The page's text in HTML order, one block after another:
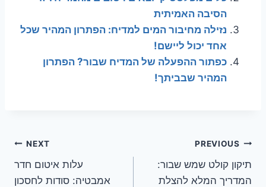
הסיבה האמיתית
נזילה מחיבור המים למדיח: הפתרון המהיר שכל
אחד יכול ליישם!
כפתור ההפעלה של המדיח שבור? הפתרון
המהיר שבביתך!
ניווט
PREVIOUS
תיקון קולט שמש שבור:
המדריך המלא להצלת
NEXT
עלות איטום חדר
אמבטיה: סודות לחסכון